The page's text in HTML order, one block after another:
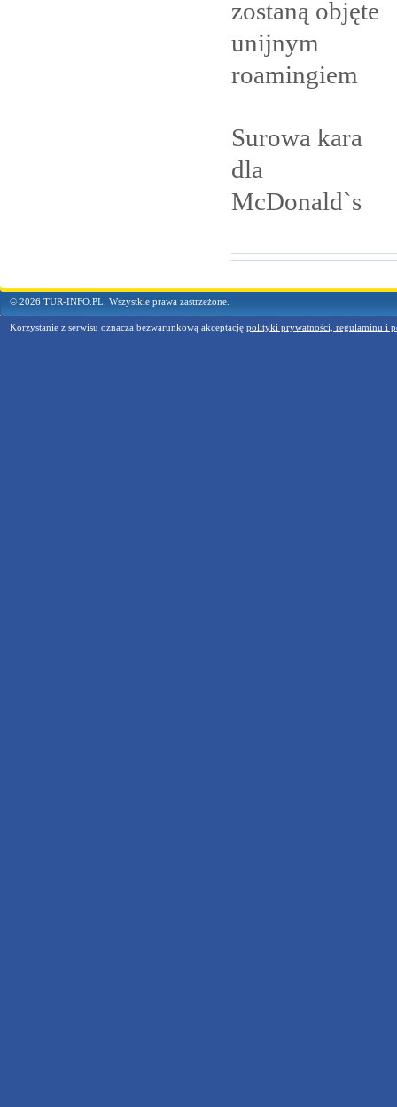
zostaną objęte
unijnym
roamingiem
Surowa kara
dla
McDonald`s
© 2026 TUR-INFO.PL. Wszystkie prawa zastrzeżone.
Korzystanie z serwisu oznacza bezwarunkową akceptację polityki prywatności, regulaminu i